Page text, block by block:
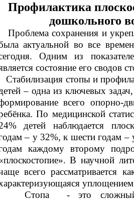
Профилактика
дошкольного
сохранения и
актуальной во все
Одним из
состояние его сводов
стопы и
– одна из ключевых
всего опорно-
По медицинской
детей наблюдается
– у 32%, к шести годам –
каждому второму
В научной
всего рассматривается
- это сложный